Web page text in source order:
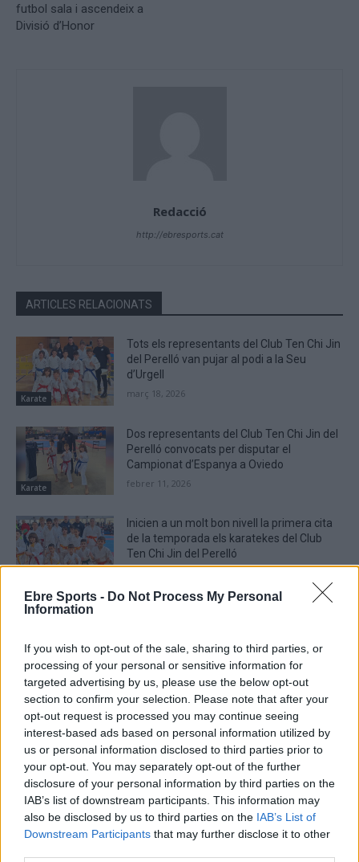
Ebre Sports - Do Not Process My Personal
Information
If you wish to opt-out of the sale, sharing to third parties, or
processing of your personal or sensitive information for
targeted advertising by us, please use the below opt-out
section to confirm your selection. Please note that after your
opt-out request is processed you may continue seeing
interest-based ads based on personal information utilized by
us or personal information disclosed to third parties prior to
your opt-out. You may separately opt-out of the further
disclosure of your personal information by third parties on the
IAB’s list of downstream participants. This information may
also be disclosed by us to third parties on the IAB’s List of
Downstream Participants that may further disclose it to other
futbol sala i ascendeix a
Divisió d’Honor
Redacció
http://ebresports.cat
ARTICLES RELACIONATS
Karate
Tots els representants del Club Ten Chi Jin
del Perelló van pujar al podi a la Seu
d’Urgell
març 18, 2026
Karate
Dos representants del Club Ten Chi Jin del
Perelló convocats per disputar el
Campionat d’Espanya a Oviedo
febrer 11, 2026
Inicien a un molt bon nivell la primera cita
de la temporada els karatekes del Club
Ten Chi Jin del Perelló
DEIXA UNA RESPOSTA
Comentari: